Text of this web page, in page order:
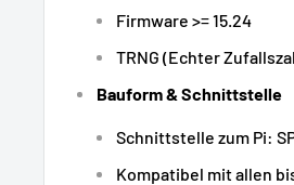
Firmware >= 15.24
TRNG (Echter
Bauform & Schnittstelle
Schnittstelle zum Pi:
Kompatibel mit allen